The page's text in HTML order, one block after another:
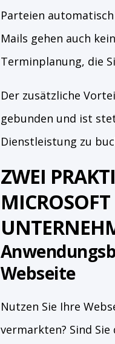
Parteien
Mails gehen auch
Terminplanung, die
Der zusätzliche
gebunden und ist
Dienstleistung zu
ZWEI
Webseite
Nutzen Sie Ihre
vermarkten? Sind